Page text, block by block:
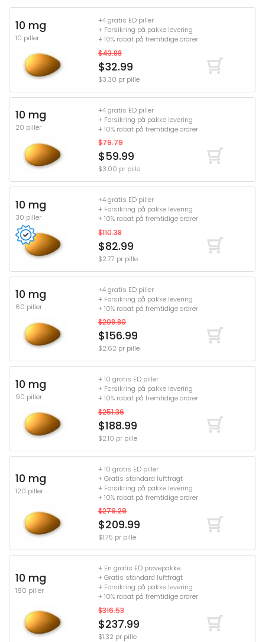
10 mg
10 piller
+4 gratis ED piller
+ Forsikring på pakke levering
+ 10% rabat på fremtidige ordrer
$43.88
$32.99
$3.30 pr pille
10 mg
20 piller
+4 gratis ED piller
+ Forsikring på pakke levering
+ 10% rabat på fremtidige ordrer
$79.79
$59.99
$3.00 pr pille
10 mg
30 piller
+4 gratis ED piller
+ Forsikring på pakke levering
+ 10% rabat på fremtidige ordrer
$110.38
$82.99
$2.77 pr pille
10 mg
60 piller
+4 gratis ED piller
+ Forsikring på pakke levering
+ 10% rabat på fremtidige ordrer
$208.80
$156.99
$2.62 pr pille
10 mg
90 piller
+ 10 gratis ED piller
+ Forsikring på pakke levering
+ 10% rabat på fremtidige ordrer
$251.36
$188.99
$2.10 pr pille
10 mg
120 piller
+ 10 gratis ED piller
+ Gratis standard luftfragt
+ Forsikring på pakke levering
+ 10% rabat på fremtidige ordrer
$279.29
$209.99
$1.75 pr pille
10 mg
180 piller
+ En gratis ED prøvepakke
+ Gratis standard luftfragt
+ Forsikring på pakke levering
+ 10% rabat på fremtidige ordrer
$316.53
$237.99
$1.32 pr pille